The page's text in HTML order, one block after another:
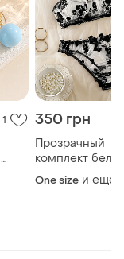
1 350 грн
Прозрачный
комплект
| сетка с
узором | топ +
One size и еще